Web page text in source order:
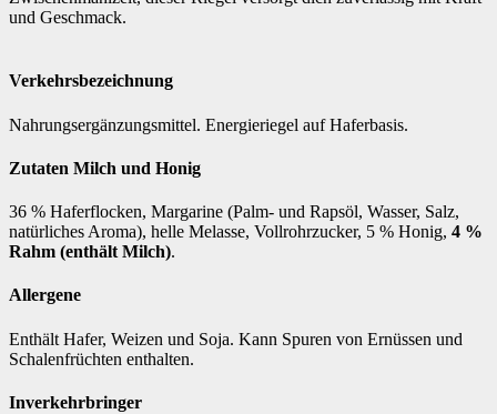
und Geschmack.
Verkehrsbezeichnung
Nahrungsergänzungsmittel. Energieriegel auf Haferbasis.
Zutaten Milch und Honig
36 % Haferflocken, Margarine (Palm- und Rapsöl, Wasser, Salz,
natürliches Aroma), helle Melasse, Vollrohrzucker, 5 % Honig, 4 %
Rahm (enthält Milch).
Allergene
Enthält Hafer, Weizen und Soja. Kann Spuren von Ernüssen und
Schalenfrüchten enthalten.
Inverkehrbringer